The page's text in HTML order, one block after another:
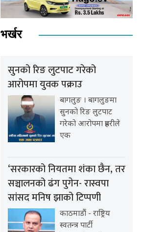
भर्खर
सुनको रिङ लुटपाट गरेको
आरोपमा युवक पक्राउ
बागलुङ । बागलुङमा
सुनको रिङ लुटपाट
गरेको आरोपमा प्रहरीले
एक
‘सरकारको नियतमा शंका छैन, तर
सञ्चालनको ढंग पुगेन- रास्वपा
सांसद मनिष झाको टिप्पणी
काठमाडौं - राष्ट्रिय
स्वतन्त्र पार्टी